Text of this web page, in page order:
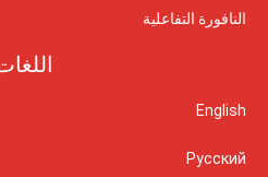
النافورة التفاعلية
English
Русский